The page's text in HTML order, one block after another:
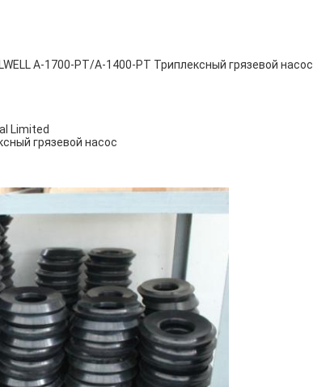
A-1700-PT/A-1400-PT Триплексный грязевой насос
Limited
грязевой насос